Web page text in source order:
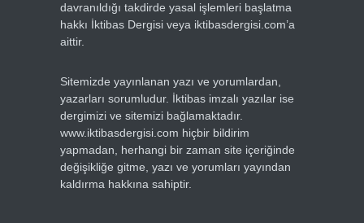
davranıldığı takdirde yasal işlemleri başlatma
hakkı İktibas Dergisi veya iktibasdergisi.com’a
aittir.
Sitemizde yayınlanan yazı ve yorumlardan,
yazarları sorumludur. İktibas imzalı yazılar ise
dergimizi ve sitemizi bağlamaktadır.
www.iktibasdergisi.com hiçbir bildirim
yapmadan, herhangi bir zaman site içeriğinde
değişikliğe gitme, yazı ve yorumları yayından
kaldırma hakkına sahiptir.